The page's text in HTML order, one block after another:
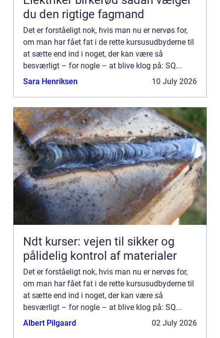
du den rigtige fagmand
Det er forståeligt nok, hvis man nu er nervøs for,
om man har fået fat i de rette kursusudbyderne til
at sætte end ind i noget, der kan være så
besværligt – for nogle – at blive klog på: SQ...
Sara Henriksen
10 July 2026
Ndt kurser: vejen til sikker og
pålidelig kontrol af materialer
Det er forståeligt nok, hvis man nu er nervøs for,
om man har fået fat i de rette kursusudbyderne til
at sætte end ind i noget, der kan være så
besværligt – for nogle – at blive klog på: SQ...
Albert Pilgaard
02 July 2026